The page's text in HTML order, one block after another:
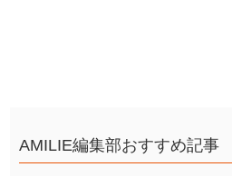
AMILIE編集部おすすめ記事